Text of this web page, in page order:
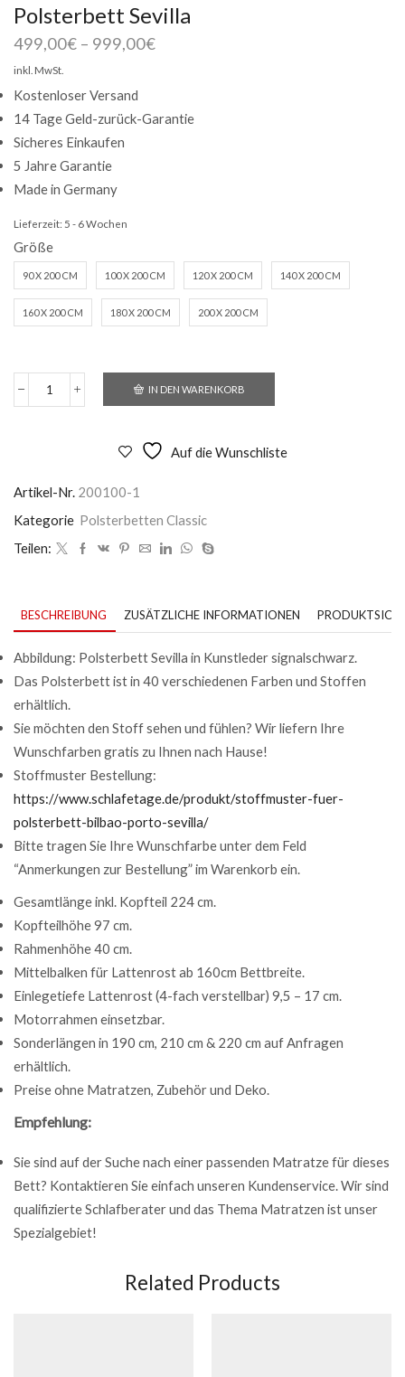
Polsterbett Sevilla
499,00€ – 999,00€
inkl. MwSt.
Kostenloser Versand
14 Tage Geld-zurück-Garantie
Sicheres Einkaufen
5 Jahre Garantie
Made in Germany
Lieferzeit: 5 - 6 Wochen
Größe
90 X 200 CM 100 X 200 CM 120 X 200 CM 140 X 200 CM
160 X 200 CM 180 X 200 CM 200 X 200 CM
Polsterbett
IN DEN WARENKORB
Auf die Wunschliste
Artikel-Nr. 200100-1
Kategorie Polsterbetten Classic
Teilen:
BESCHREIBUNG ZUSÄTZLICHE INFORMATIONEN
Abbildung: Polsterbett Sevilla in Kunstleder signalschwarz.
Das Polsterbett ist in 40 verschiedenen Farben und Stoffen
erhältlich.
Sie möchten den Stoff sehen und fühlen? Wir liefern Ihre
Wunschfarben gratis zu Ihnen nach Hause!
Stoffmuster Bestellung:
https://www.schlafetage.de/produkt/stoffmuster-fuer-
polsterbett-bilbao-porto-sevilla/
Bitte tragen Sie Ihre Wunschfarbe unter dem Feld
“Anmerkungen zur Bestellung” im Warenkorb ein.
Gesamtlänge inkl. Kopfteil 224 cm.
Kopfteilhöhe 97 cm.
Rahmenhöhe 40 cm.
Mittelbalken für Lattenrost ab 160cm Bettbreite.
Einlegetiefe Lattenrost (4-fach verstellbar) 9,5 – 17 cm.
Motorrahmen einsetzbar.
Sonderlängen in 190 cm, 210 cm & 220 cm auf Anfragen
erhältlich.
Preise ohne Matratzen, Zubehör und Deko.
Empfehlung:
Sie sind auf der Suche nach einer passenden Matratze für dieses
Bett? Kontaktieren Sie einfach unseren Kundenservice. Wir sind
qualifizierte Schlafberater und das Thema Matratzen ist unser
Spezialgebiet!
Related Products